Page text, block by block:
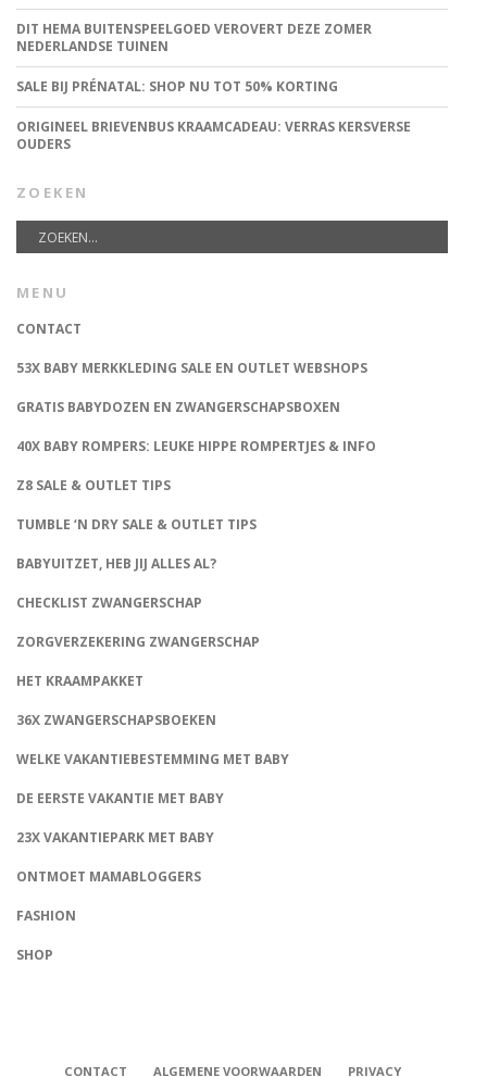
DIT HEMA BUITENSPEELGOED VEROVERT DEZE ZOMER
NEDERLANDSE TUINEN
SALE BIJ PRÉNATAL: SHOP NU TOT 50% KORTING
ORIGINEEL BRIEVENBUS KRAAMCADEAU: VERRAS KERSVERSE
OUDERS
ZOEKEN
MENU
CONTACT
53X BABY MERKKLEDING SALE EN OUTLET WEBSHOPS
GRATIS BABYDOZEN EN ZWANGERSCHAPSBOXEN
40X BABY ROMPERS: LEUKE HIPPE ROMPERTJES & INFO
Z8 SALE & OUTLET TIPS
TUMBLE ‘N DRY SALE & OUTLET TIPS
BABYUITZET, HEB JIJ ALLES AL?
CHECKLIST ZWANGERSCHAP
ZORGVERZEKERING ZWANGERSCHAP
HET KRAAMPAKKET
36X ZWANGERSCHAPSBOEKEN
WELKE VAKANTIEBESTEMMING MET BABY
DE EERSTE VAKANTIE MET BABY
23X VAKANTIEPARK MET BABY
ONTMOET MAMABLOGGERS
FASHION
SHOP
CONTACT ALGEMENE VOORWAARDEN PRIVACY